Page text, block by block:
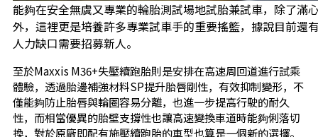
能夠在安全無虞又專業的輪胎測試場地試胎兼試車，除了滿
外，這裡更是培養許多專業試車手的重要搖籃，據說目前還
人力缺口需要招募新人。
至於Maxxis M36+失壓續跑胎則是安排在高速周回道進行試乘
體驗，透過胎邊補強材料SP提升胎唇剛性，有效抑制變形，不
僅能夠防止胎唇與輪圈容易分離，也進一步提高行駛的耐久
性，而相當優異的胎壁支撐性也讓高速變換車道時能夠俐落切
換，對於原廠即配有施壓續跑胎的車型也算是一個新的選擇。